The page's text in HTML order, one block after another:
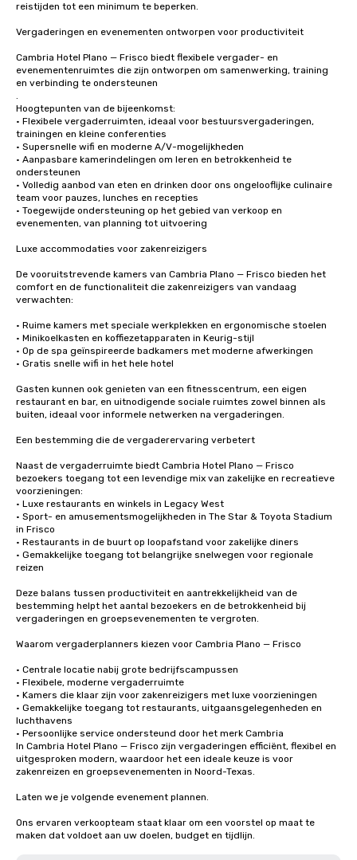
reistijden tot een minimum te beperken.
Vergaderingen en evenementen ontworpen voor productiviteit
Cambria Hotel Plano — Frisco biedt flexibele vergader- en
evenementenruimtes die zijn ontworpen om samenwerking, training
en verbinding te ondersteunen
.
Hoogtepunten van de bijeenkomst:
• Flexibele vergaderruimten, ideaal voor bestuursvergaderingen,
trainingen en kleine conferenties
• Supersnelle wifi en moderne A/V-mogelijkheden
• Aanpasbare kamerindelingen om leren en betrokkenheid te
ondersteunen
• Volledig aanbod van eten en drinken door ons ongelooflijke culinaire
team voor pauzes, lunches en recepties
• Toegewijde ondersteuning op het gebied van verkoop en
evenementen, van planning tot uitvoering
Luxe accommodaties voor zakenreizigers
De vooruitstrevende kamers van Cambria Plano — Frisco bieden het
comfort en de functionaliteit die zakenreizigers van vandaag
verwachten:
• Ruime kamers met speciale werkplekken en ergonomische stoelen
• Minikoelkasten en koffiezetapparaten in Keurig-stijl
• Op de spa geïnspireerde badkamers met moderne afwerkingen
• Gratis snelle wifi in het hele hotel
Gasten kunnen ook genieten van een fitnesscentrum, een eigen
restaurant en bar, en uitnodigende sociale ruimtes zowel binnen als
buiten, ideaal voor informele netwerken na vergaderingen.
Een bestemming die de vergaderervaring verbetert
Naast de vergaderruimte biedt Cambria Hotel Plano — Frisco
bezoekers toegang tot een levendige mix van zakelijke en recreatieve
voorzieningen:
• Luxe restaurants en winkels in Legacy West
• Sport- en amusementsmogelijkheden in The Star & Toyota Stadium
in Frisco
• Restaurants in de buurt op loopafstand voor zakelijke diners
• Gemakkelijke toegang tot belangrijke snelwegen voor regionale
reizen
Deze balans tussen productiviteit en aantrekkelijkheid van de
bestemming helpt het aantal bezoekers en de betrokkenheid bij
vergaderingen en groepsevenementen te vergroten.
Waarom vergaderplanners kiezen voor Cambria Plano — Frisco
• Centrale locatie nabij grote bedrijfscampussen
• Flexibele, moderne vergaderruimte
• Kamers die klaar zijn voor zakenreizigers met luxe voorzieningen
• Gemakkelijke toegang tot restaurants, uitgaansgelegenheden en
luchthavens
• Persoonlijke service ondersteund door het merk Cambria
In Cambria Hotel Plano — Frisco zijn vergaderingen efficiënt, flexibel en
uitgesproken modern, waardoor het een ideale keuze is voor
zakenreizen en groepsevenementen in Noord-Texas.
Laten we je volgende evenement plannen.
Ons ervaren verkoopteam staat klaar om een voorstel op maat te
maken dat voldoet aan uw doelen, budget en tijdlijn.